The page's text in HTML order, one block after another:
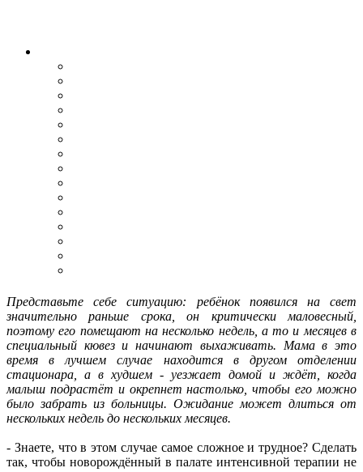
Представьте себе ситуацию: ребёнок появился на свет
значительно раньше срока, он критически маловесный,
поэтому его помещают на несколько недель, а то и месяцев в
специальный кювез и начинают выхаживать. Мама в это
время в лучшем случае находится в другом отделении
стационара, а в худшем - уезжает домой и ждёт, когда
малыш подрастёт и окрепнет настолько, чтобы его можно
было забрать из больницы. Ожидание может длиться от
нескольких недель до нескольких месяцев.
- Знаете, что в этом случае самое сложное и трудное? Сделать
так, чтобы новорождённый в палате интенсивной терапии не